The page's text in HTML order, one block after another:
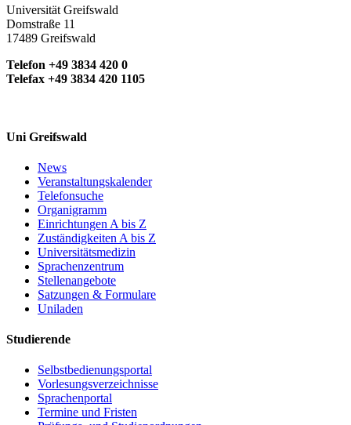
Universität Greifswald
Domstraße 11
17489 Greifswald
Telefon +49 3834 420 0
Telefax +49 3834 420 1105
Uni Greifswald
News
Veranstaltungskalender
Telefonsuche
Organigramm
Einrichtungen A bis Z
Zuständigkeiten A bis Z
Universitätsmedizin
Sprachenzentrum
Stellenangebote
Satzungen & Formulare
Uniladen
Studierende
Selbstbedienungsportal
Vorlesungsverzeichnisse
Sprachenportal
Termine und Fristen